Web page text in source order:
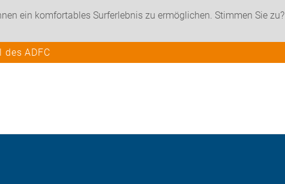
ein komfortables Surferlebnis zu ermöglichen. Stimmen Sie zu?
ADFC